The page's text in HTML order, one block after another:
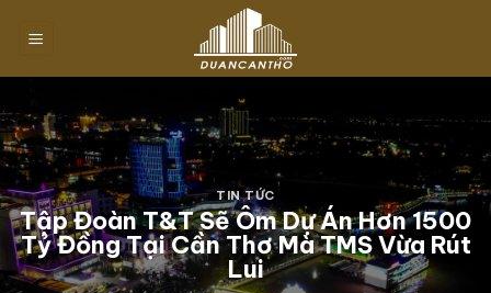
đến
TIN TỨC
Tập Đoàn T&T Sẽ Ôm Dự Án Hơn 1500
Tỷ Đồng Tại Cần Thơ Mà TMS Vừa Rút
Lui